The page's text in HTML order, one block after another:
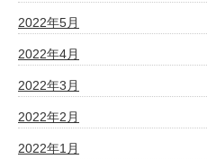
2022年5月
2022年4月
2022年3月
2022年2月
2022年1月